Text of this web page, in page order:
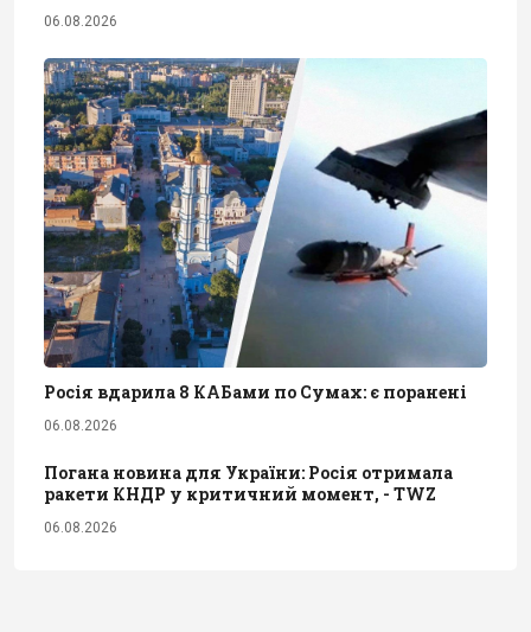
06.08.2026
Росія вдарила 8 КАБами по Сумах: є поранені
06.08.2026
Погана новина для України: Росія отримала
ракети КНДР у критичний момент, - TWZ
06.08.2026